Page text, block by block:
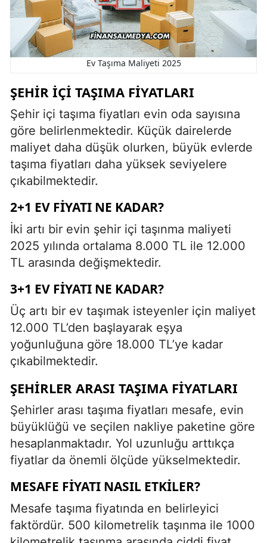
Ev Taşıma Maliyeti 2025
ŞEHIR İÇI TAŞIMA FIYATLARI
Şehir içi taşıma fiyatları evin oda sayısına
göre belirlenmektedir. Küçük dairelerde
maliyet daha düşük olurken, büyük evlerde
taşıma fiyatları daha yüksek seviyelere
çıkabilmektedir.
2+1 EV FIYATI NE KADAR?
İki artı bir evin şehir içi taşınma maliyeti
2025 yılında ortalama 8.000 TL ile 12.000
TL arasında değişmektedir.
3+1 EV FIYATI NE KADAR?
Üç artı bir ev taşımak isteyenler için maliyet
12.000 TL’den başlayarak eşya
yoğunluğuna göre 18.000 TL’ye kadar
çıkabilmektedir.
ŞEHIRLER ARASI TAŞIMA FIYATLARI
Şehirler arası taşıma fiyatları mesafe, evin
büyüklüğü ve seçilen nakliye paketine göre
hesaplanmaktadır. Yol uzunluğu arttıkça
fiyatlar da önemli ölçüde yükselmektedir.
MESAFE FIYATI NASIL ETKILER?
Mesafe taşıma fiyatında en belirleyici
faktördür. 500 kilometrelik taşınma ile 1000